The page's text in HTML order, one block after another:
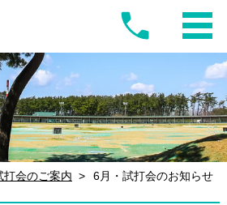
打会のご案内 6月・試打会のお知らせ